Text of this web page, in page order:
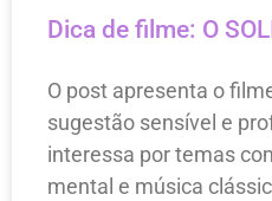
Dica de filme: O
O post apresenta o
sugestão sensível e
interessa por temas
mental e música